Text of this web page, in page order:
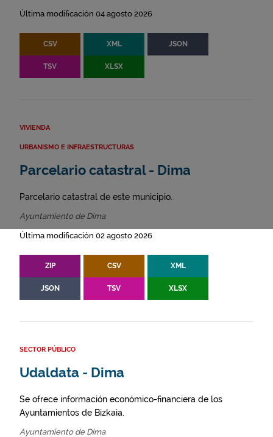
Última modificación 04 agosto 2026
CSV XML JSON
TSV XLSX
VIVIENDA
URBANISMO E INFRAESTRUCTURAS
Parcelario catastral - Dima
Parcelario catastral de este municipio.
Ayuntamiento de Dima
Última modificación 02 agosto 2026
ZIP CSV XML
JSON TSV XLSX
SECTOR PÚBLICO
Udaldata - Dima
Se ofrece información económico-financiera de los
Ayuntamientos de Bizkaia.
Ayuntamiento de Dima